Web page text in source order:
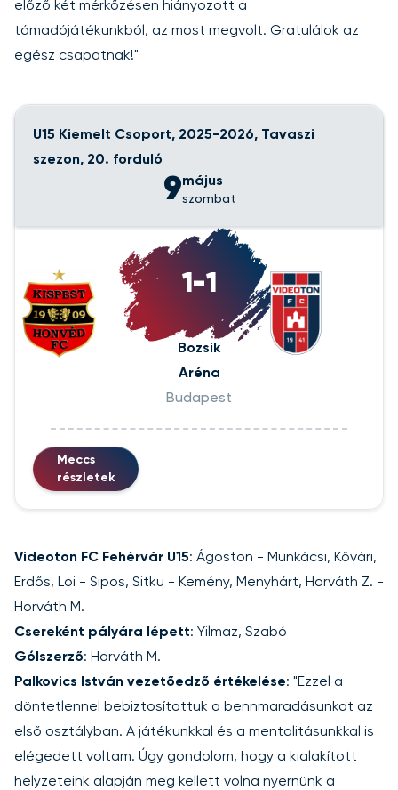
előző két mérkőzésen hiányozott a
támadójátékunkból, az most megvolt. Gratulálok az
egész csapatnak!"
U15 Kiemelt Csoport, 2025-2026, Tavaszi
szezon, 20. forduló
9május
szombat
1-1
Bozsik
Aréna
Budapest
Meccs
részletek
Videoton FC Fehérvár U15: Ágoston - Munkácsi, Kővári,
Erdős, Loi - Sipos, Sitku - Kemény, Menyhárt, Horváth Z. -
Horváth M.
Csereként pályára lépett: Yilmaz, Szabó
Gólszerző: Horváth M.
Palkovics István vezetőedző értékelése: "Ezzel a
döntetlennel bebiztosítottuk a bennmaradásunkat az
első osztályban. A játékunkkal és a mentalitásunkkal is
elégedett voltam. Úgy gondolom, hogy a kialakított
helyzeteink alapján meg kellett volna nyernünk a